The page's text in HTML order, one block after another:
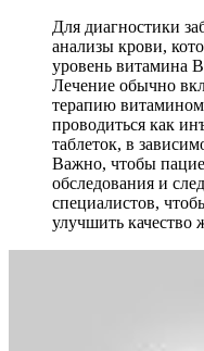
Для диагностики
анализы крови,
уровень витамина
Лечение обычно
терапию
проводиться как
таблеток, в
Важно, чтобы
обследования и
специалистов,
улучшить качество